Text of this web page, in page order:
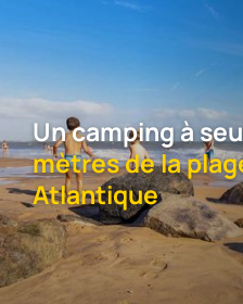
Un camping à
mètres de la
Atlantique